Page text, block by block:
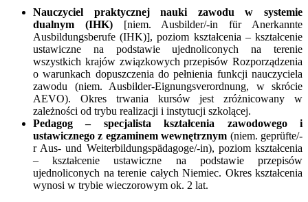
Nauczyciel praktycznej nauki zawodu w systemie
dualnym (IHK)[niem. Ausbilder/-in für Anerkannte
Ausbildungsberufe (IHK)], poziom kształcenia – kształcenie
ustawiczne na podstawie ujednoliconych na terenie
wszystkich krajów związkowych przepisów Rozporządzenia
o warunkach dopuszczenia do pełnienia funkcji nauczyciela
zawodu (niem. Ausbilder-Eignungsverordnung, w skrócie
AEVO). Okres trwania kursów jest zróżnicowany w
zależności od trybu realizacji i instytucji szkolącej.
Pedagog – specjalista kształcenia zawodowego i
ustawicznego z egzaminem wewnętrznym (niem. geprüfte/-
r Aus- und Weiterbildungspädagoge/-in), poziom kształcenia
– kształcenie ustawiczne na podstawie przepisów
ujednoliconych na terenie całych Niemiec. Okres kształcenia
wynosi w trybie wieczorowym ok. 2 lat.